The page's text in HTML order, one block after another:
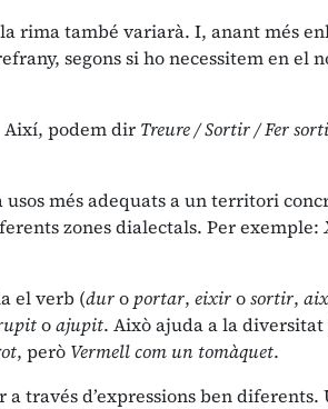
rima també variarà. I, anant més
segons si ho necessitem en el
Així, podem dir Treure / Sortir / Fer
més adequats a un territori
zones dialectals. Per exemple:
el verb (duro portar, eixirosortir,
oajupit. Això ajuda a la
, però Vermell com un tomàquet.
través d’expressions ben